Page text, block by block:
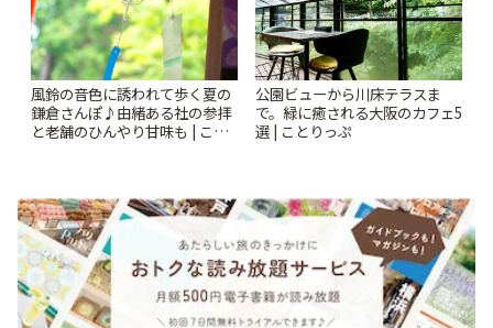
風鈴の音色に誘われて歩く夏の
鎌倉さんぽ♪由緒ある社の参拝
と老舗のひんやり甘味も | こと
公園ビューから川床テラスま
で。緑に癒される大阪のカフェ5
選 | ことりっぷ